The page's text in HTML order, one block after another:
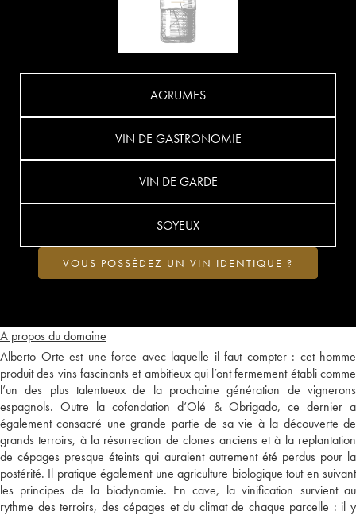
A propos du domaine
Alberto Orte est une force avec laquelle il faut compter : cet homme
produit des vins fascinants et ambitieux qui l’ont fermement établi comme
l’un des plus talentueux de la prochaine génération de vignerons
espagnols. Outre la cofondation d’Olé & Obrigado, ce dernier a
également consacré une grande partie de sa vie à la découverte de
grands terroirs, à la résurrection de clones anciens et à la replantation
de cépages presque éteints qui auraient autrement été perdus pour la
postérité. Il pratique également une agriculture biologique tout en suivant
les principes de la biodynamie. En cave, la vinification survient au
rythme des terroirs, des cépages et du climat de chaque parcelle : il y
AGRUMES
VIN DE GASTRONOMIE
VIN DE GARDE
SOYEUX
VOUS POSSÉDEZ UN VIN IDENTIQUE ?